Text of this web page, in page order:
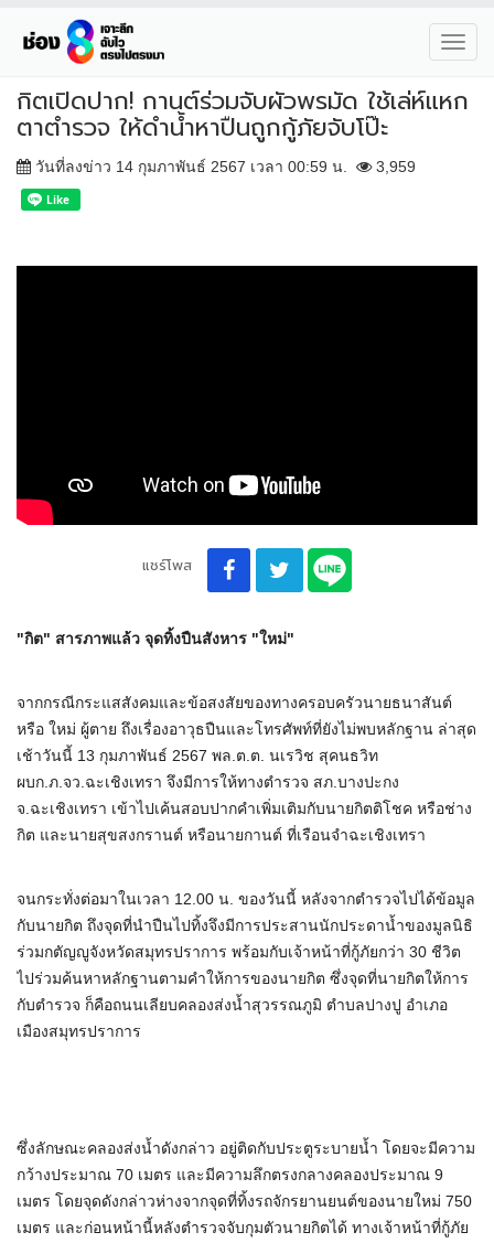
กิตเปิดปาก! กานต์ร่วมจับผัวพรมัด ใช้เล่ห์แหก
ตาตำรวจ ให้ดำน้ำหาปืนถูกกู้ภัยจับโป๊ะ
วันที่ลงข่าว 14 กุมภาพันธ์ 2567 เวลา 00:59 น. 3,959
แชร์โพส
"กิต" สารภาพแล้ว จุดทิ้งปืนสังหาร "ใหม่"
จากกรณีกระแสสังคมและข้อสงสัยของทางครอบครัวนายธนาสันต์
หรือ ใหม่ ผู้ตาย ถึงเรื่องอาวุธปืนและโทรศัพท์ที่ยังไม่พบหลักฐาน ล่าสุด
เช้าวันนี้ 13 กุมภาพันธ์ 2567 พล.ต.ต. นเรวิช สุคนธวิท
ผบก.ภ.จว.ฉะเชิงเทรา จึงมีการให้ทางตำรวจ สภ.บางปะกง
จ.ฉะเชิงเทรา เข้าไปเค้นสอบปากคำเพิ่มเติมกับนายกิตติโชค หรือช่าง
กิต และนายสุขสงกรานต์ หรือนายกานต์ ที่เรือนจำฉะเชิงเทรา
จนกระทั่งต่อมาในเวลา 12.00 น. ของวันนี้ หลังจากตำรวจไปได้ข้อมูล
กับนายกิต ถึงจุดที่นำปืนไปทิ้งจึงมีการประสานนักประดาน้ำของมูลนิธิ
ร่วมกตัญญูจังหวัดสมุทรปราการ พร้อมกับเจ้าหน้าที่กู้ภัยกว่า 30 ชีวิต
ไปร่วมค้นหาหลักฐานตามคำให้การของนายกิต ซึ่งจุดที่นายกิตให้การ
กับตำรวจ ก็คือถนนเลียบคลองส่งน้ำสุวรรณภูมิ ตำบลปางปู อำเภอ
เมืองสมุทรปราการ
ซึ่งลักษณะคลองส่งน้ำดังกล่าว อยู่ติดกับประตูระบายน้ำ โดยจะมีความ
กว้างประมาณ 70 เมตร และมีความลึกตรงกลางคลองประมาณ 9
เมตร โดยจุดดังกล่าวห่างจากจุดที่ทิ้งรถจักรยานยนต์ของนายใหม่ 750
เมตร และก่อนหน้านี้หลังตำรวจจับกุมตัวนายกิตได้ ทางเจ้าหน้าที่กู้ภัย